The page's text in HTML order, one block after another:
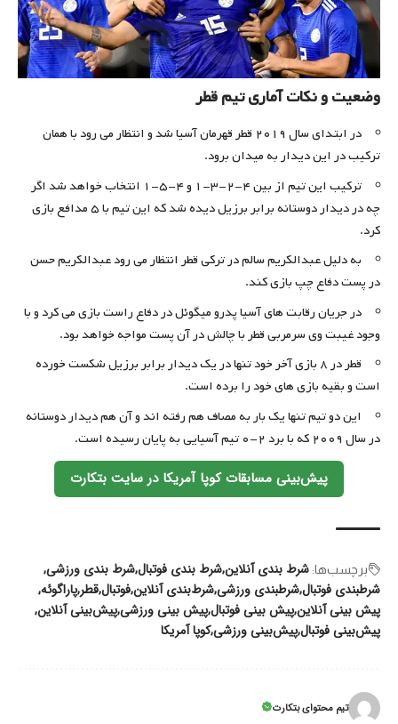
وضعیت و نکات آماری تیم قطر
در ابتدای سال ۲۰۱۹ قطر قهرمان آسیا شد و انتظار می رود با همان
ترکیب در این دیدار به میدان برود.
ترکیب این تیم از بین ۴-۲-۳-۱ و ۴-۵-۱ انتخاب خواهد شد اگر
چه در دیدار دوستانه برابر برزیل دیده شد که این تیم با ۵ مدافع بازی
کرد.
به دلیل عبدالکریم سالم در ترکی قطر انتظار می رود عبدالکریم حسن
در پست دفاع چپ بازی کند.
در جریان رقابت های آسیا پدرو میگوئل در دفاع راست بازی می کرد و با
وجود غیبت وی سرمربی قطر با چالش در آن پست مواجه خواهد بود.
قطر در ۸ بازی آخر خود تنها در یک دیدار برابر برزیل شکست خورده
است و بقیه بازی های خود را برده است.
این دو تیم تنها یک بار به مصاف هم رفته اند و آن هم دیدار دوستانه
در سال ۲۰۰۹ که با برد ۲-۰ تیم آسیایی به پایان رسیده است.
پیش‌بینی مسابقات کوپا آمریکا در سایت بتکارت
برچسب‌‌ها: شرط بندی آنلاینشرط بندی فوتبالشرط بندی ورزشی
شرطبندی فوتبالشرطبندی ورزشیشرط‌بندی آنلاینفوتبالقطرپاراگوئه
پیش بینی آنلاینپیش بینی فوتبالپیش بینی ورزشیپیش‌بینی آنلاین
پیش‌بینی فوتبالپیش‌بینی ورزشیکوپا آمریکا
تیم محتوای بتکارت